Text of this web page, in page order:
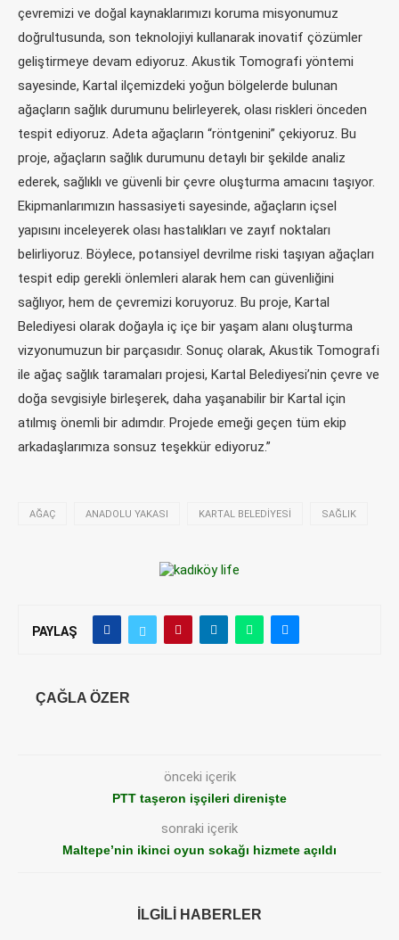
çevremizi ve doğal kaynaklarımızı koruma misyonumuz
doğrultusunda, son teknolojiyi kullanarak inovatif çözümler
geliştirmeye devam ediyoruz. Akustik Tomografi yöntemi
sayesinde, Kartal ilçemizdeki yoğun bölgelerde bulunan
ağaçların sağlık durumunu belirleyerek, olası riskleri önceden
tespit ediyoruz. Adeta ağaçların “röntgenini” çekiyoruz. Bu
proje, ağaçların sağlık durumunu detaylı bir şekilde analiz
ederek, sağlıklı ve güvenli bir çevre oluşturma amacını taşıyor.
Ekipmanlarımızın hassasiyeti sayesinde, ağaçların içsel
yapısını inceleyerek olası hastalıkları ve zayıf noktaları
belirliyoruz. Böylece, potansiyel devrilme riski taşıyan ağaçları
tespit edip gerekli önlemleri alarak hem can güvenliğini
sağlıyor, hem de çevremizi koruyoruz. Bu proje, Kartal
Belediyesi olarak doğayla iç içe bir yaşam alanı oluşturma
vizyonumuzun bir parçasıdır. Sonuç olarak, Akustik Tomografi
ile ağaç sağlık taramaları projesi, Kartal Belediyesi’nin çevre ve
doğa sevgisiyle birleşerek, daha yaşanabilir bir Kartal için
atılmış önemli bir adımdır. Projede emeği geçen tüm ekip
arkadaşlarımıza sonsuz teşekkür ediyoruz.”
AĞAÇ ANADOLU YAKASI KARTAL BELEDIYESI SAĞLIK
PAYLAŞ
ÇAĞLA ÖZER
önceki içerik
PTT taşeron işçileri direnişte
sonraki içerik
Maltepe’nin ikinci oyun sokağı hizmete açıldı
İLGILI HABERLER